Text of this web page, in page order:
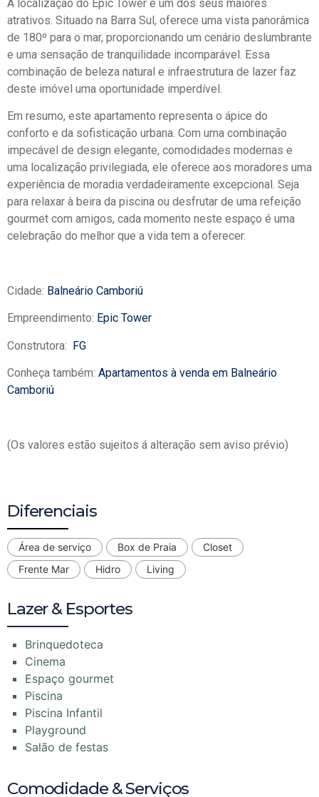
A localização do Epic Tower é um dos seus maiores
atrativos. Situado na Barra Sul, oferece uma vista panorâmica
de 180º para o mar, proporcionando um cenário deslumbrante
e uma sensação de tranquilidade incomparável. Essa
combinação de beleza natural e infraestrutura de lazer faz
deste imóvel uma oportunidade imperdível.
Em resumo, este apartamento representa o ápice do
conforto e da sofisticação urbana. Com uma combinação
impecável de design elegante, comodidades modernas e
uma localização privilegiada, ele oferece aos moradores uma
experiência de moradia verdadeiramente excepcional. Seja
para relaxar à beira da piscina ou desfrutar de uma refeição
gourmet com amigos, cada momento neste espaço é uma
celebração do melhor que a vida tem a oferecer.
Cidade: Balneário Camboriú
Empreendimento: Epic Tower
Construtora: FG
Conheça também: Apartamentos à venda em Balneário
Camboriú
(Os valores estão sujeitos á alteração sem aviso prévio)
Diferenciais
Área de serviço Box de Praia
Closet
Frente Mar
Hidro Living
Lazer & Esportes
Brinquedoteca
Cinema
Espaço gourmet
Piscina
Piscina Infantil
Playground
Salão de festas
Comodidade & Serviços